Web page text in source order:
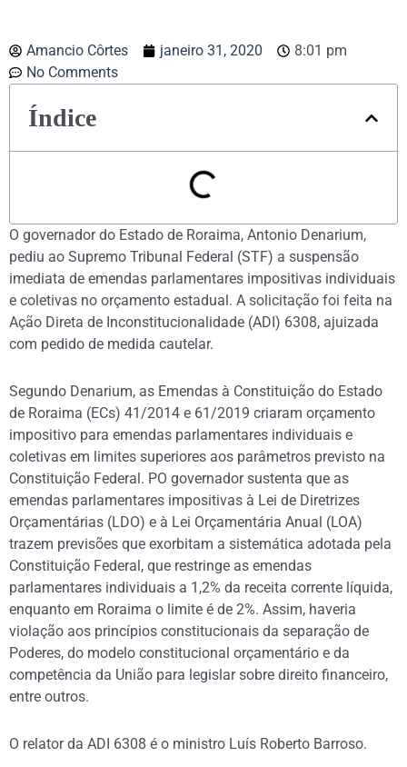
Amancio Côrtes janeiro 31, 2020
8:01 pm
No Comments
Índice
O governador do Estado de Roraima, Antonio Denarium,
pediu ao Supremo Tribunal Federal (STF) a suspensão
imediata de emendas parlamentares impositivas individuais
e coletivas no orçamento estadual. A solicitação foi feita na
Ação Direta de Inconstitucionalidade (ADI) 6308, ajuizada
com pedido de medida cautelar.
Segundo Denarium, as Emendas à Constituição do Estado
de Roraima (ECs) 41/2014 e 61/2019 criaram orçamento
impositivo para emendas parlamentares individuais e
coletivas em limites superiores aos parâmetros previsto na
Constituição Federal. PO governador sustenta que as
emendas parlamentares impositivas à Lei de Diretrizes
Orçamentárias (LDO) e à Lei Orçamentária Anual (LOA)
trazem previsões que exorbitam a sistemática adotada pela
Constituição Federal, que restringe as emendas
parlamentares individuais a 1,2% da receita corrente líquida,
enquanto em Roraima o limite é de 2%. Assim, haveria
violação aos princípios constitucionais da separação de
Poderes, do modelo constitucional orçamentário e da
competência da União para legislar sobre direito financeiro,
entre outros.
O relator da ADI 6308 é o ministro Luís Roberto Barroso.